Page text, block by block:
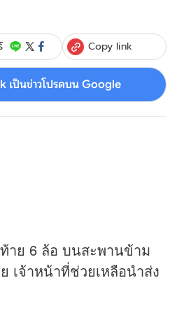
Copy link
เป็นข่าวโปรดบน Google
าย 6 ล้อ บนสะพานข้าม
เจ้าหน้าที่ช่วยเหลือนำส่ง